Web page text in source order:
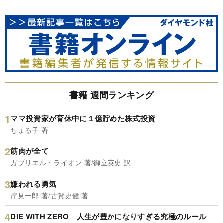
書籍 週間ランキング
ママ投資家が育休中に１億貯めた株式投資
ちょる子 著
筋肉が全て
ガブリエル・ライオン 著/御立英史 訳
嫌われる勇気
岸見一郎 著/古賀史健 著
DIE WITH ZERO 人生が豊かになりすぎる究極のルール